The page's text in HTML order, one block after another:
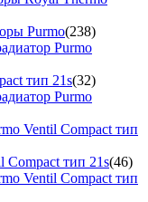
Purmo(238)
Purmo
тип 21s(32)
Purmo
Ventil Compact тип
Compact тип 21s(46)
Ventil Compact тип